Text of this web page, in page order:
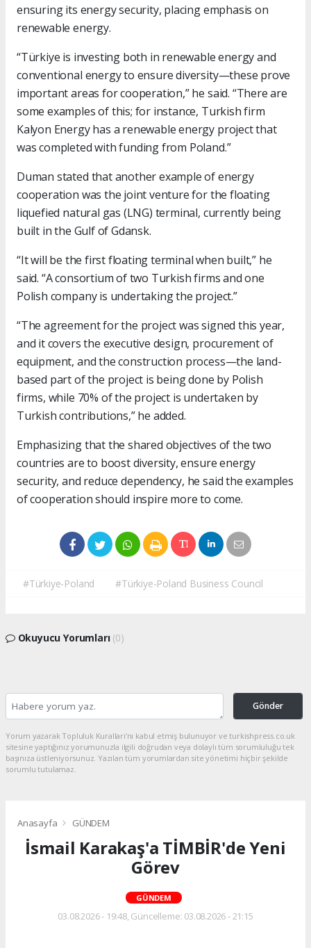
ensuring its energy security, placing emphasis on
renewable energy.
“Türkiye is investing both in renewable energy and
conventional energy to ensure diversity—these prove
important areas for cooperation,” he said. “There are
some examples of this; for instance, Turkish firm
Kalyon Energy has a renewable energy project that
was completed with funding from Poland.”
Duman stated that another example of energy
cooperation was the joint venture for the floating
liquefied natural gas (LNG) terminal, currently being
built in the Gulf of Gdansk.
“It will be the first floating terminal when built,” he
said. “A consortium of two Turkish firms and one
Polish company is undertaking the project.”
“The agreement for the project was signed this year,
and it covers the executive design, procurement of
equipment, and the construction process—the land-
based part of the project is being done by Polish
firms, while 70% of the project is undertaken by
Turkish contributions,” he added.
Emphasizing that the shared objectives of the two
countries are to boost diversity, ensure energy
security, and reduce dependency, he said the examples
of cooperation should inspire more to come.
#Türkiye-Poland #Türkiye-Poland Business Council
Okuyucu Yorumları (0)
Gönder
Yorum yazarak Topluluk Kuralları’nı kabul etmiş bulunuyor ve turkishpress.co.uk
sitesine yaptığınız yorumunuzla ilgili doğrudan veya dolaylı tüm sorumluluğu tek
başınıza üstleniyorsunuz. Yazılan tüm yorumlardan site yönetimi hiçbir şekilde
sorumlu tutulamaz.
Anasayfa GÜNDEM
İsmail Karakaş'a TİMBİR'de Yeni
Görev
GÜNDEM
03.08.2026 - 19:48, Güncelleme: 03.08.2026 - 21:15